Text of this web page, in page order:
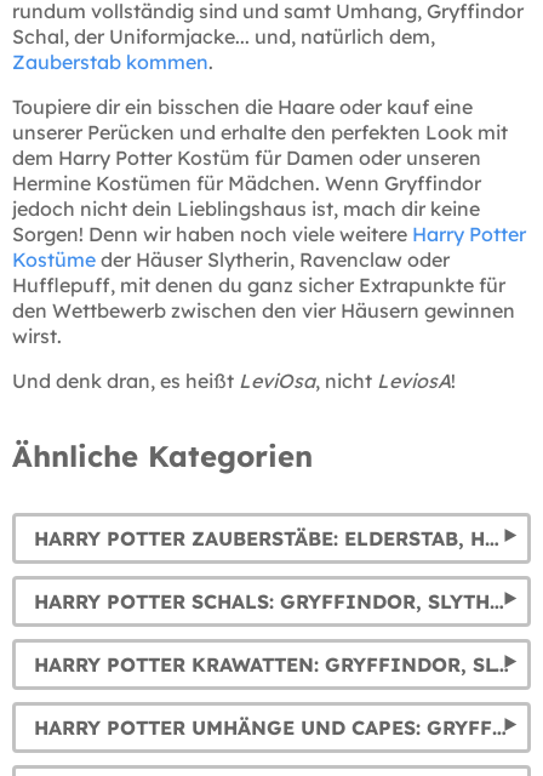
rundum vollständig sind und samt Umhang, Gryffindor
Schal, der Uniformjacke... und, natürlich dem,
Zauberstab kommen.
Toupiere dir ein bisschen die Haare oder kauf eine
unserer Perücken und erhalte den perfekten Look mit
dem Harry Potter Kostüm für Damen oder unseren
Hermine Kostümen für Mädchen. Wenn Gryffindor
jedoch nicht dein Lieblingshaus ist, mach dir keine
Sorgen! Denn wir haben noch viele weitere Harry Potter
Kostüme der Häuser Slytherin, Ravenclaw oder
Hufflepuff, mit denen du ganz sicher Extrapunkte für
den Wettbewerb zwischen den vier Häusern gewinnen
wirst.
Und denk dran, es heißt LeviOsa, nicht LeviosA!
Ähnliche Kategorien
HARRY POTTER ZAUBERSTÄBE: ELDERSTAB, HERMINES, DUMBLEDORES, VOLDEMORTS UND VIELE MEHR
HARRY POTTER SCHALS: GRYFFINDOR, SLYTHERIN, HUFFLEPUFF UND RAVENCLAW
HARRY POTTER KRAWATTEN: GRYFFINDOR, SLYTHERIN, HUFFLEPUFF UND RAVENCLAW
HARRY POTTER UMHÄNGE UND CAPES: GRYFFINDOR, SLYTHERIN, RAVENCLAW UND HUFFLEPUFF